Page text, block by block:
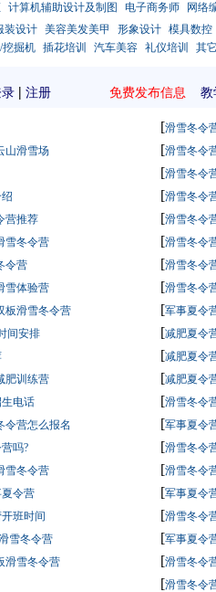
计算机辅助设计及制图 电子商务师 网络
装设计 美容美发美甲 形象设计 模具数控
挖掘机 插花培训 汽车美容 礼仪培训 其
| 注册 免费发布信息 教
[滑雪冬令
山滑雪场 [滑雪冬令
[滑雪冬令
[滑雪冬令
营推荐 [滑雪冬令
雪冬令营 [滑雪冬令
令营 [滑雪冬令
雪体验营 [滑雪冬令
板滑雪冬令营 [军事夏令
间安排 [减肥夏令
[减肥夏令
肥训练营 [减肥夏令
电话 [滑雪冬令
令营怎么报名 [军事夏令
吗? [滑雪冬令
雪冬令营 [滑雪冬令
令营 [军事夏令
班时间 [滑雪冬令
雪冬令营 [军事夏令
滑雪冬令营 [滑雪冬令
[滑雪冬令